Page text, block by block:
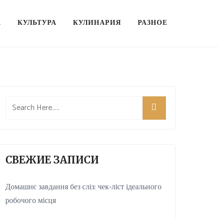
КУЛЬТУРА КУЛИНАРИЯ РАЗНОЕ
СВЕЖИЕ ЗАПИСИ
Домашнє завдання без сліз: чек-ліст ідеального
робочого місця